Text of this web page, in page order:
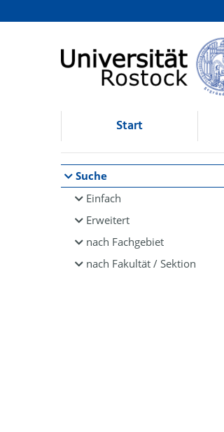
Browsen
direkt zum Inhalt
Start
Suche
Einfach
Erweitert
nach Fachgebiet
nach Fakultät / Sektion